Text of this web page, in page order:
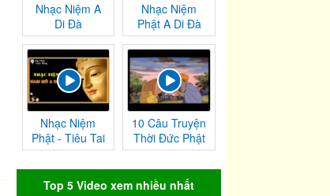
Nhạc Niệm A
Di Đà
Nhạc Niệm
Phật A Di Đà
Nhạc Niệm
Phật - Tiêu Tai
Nghiệp
Chướng
10 Câu Truyện
Thời Đức Phật
Tại Thế
Top 5 Video xem nhiều nhất